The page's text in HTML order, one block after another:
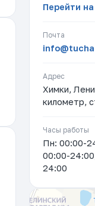
Перейти
Почта
Адрес
Химки,
километр,
Часы работы
Пн: 00:00-
00:00-
24:00